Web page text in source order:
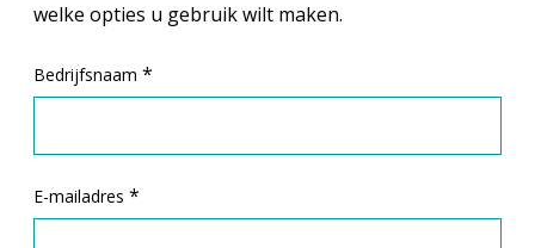
welke opties u gebruik wilt maken.
Bedrijfsnaam *
E-mailadres *